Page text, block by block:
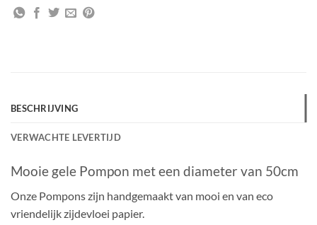
BESCHRIJVING
VERWACHTE LEVERTIJD
Mooie gele Pompon met een diameter van 50cm
Onze Pompons zijn handgemaakt van mooi en van eco
vriendelijk zijdevloei papier.